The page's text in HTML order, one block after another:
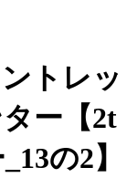
トレッ
ー【2t
の2】